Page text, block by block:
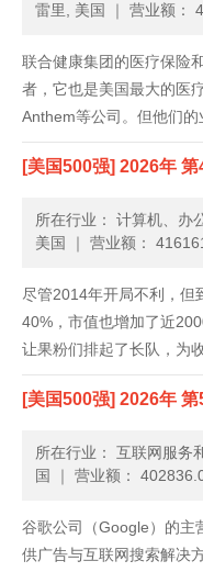
雷里, 美国
｜ 营业额：
联合健康集团的医疗保险
者，它也是美国最大的医
Anthem等公司。但他们的
利对Optum医疗服务部门
和健康数据分析等业务。
[美国500强] 2026年 第
所在行业： 计算机、办
美国
｜ 营业额：
尽管2014年开局不利，但
40%，市值也增加了近
让果粉们排起了长队，为
Pay和Apple Watch等新
市前三天就创纪录地卖出
[美国500强] 2026年 第
所在行业： 互联网服务
国
｜ 营业额：
谷歌公司（Google）的主
供广告与互联网搜索解决